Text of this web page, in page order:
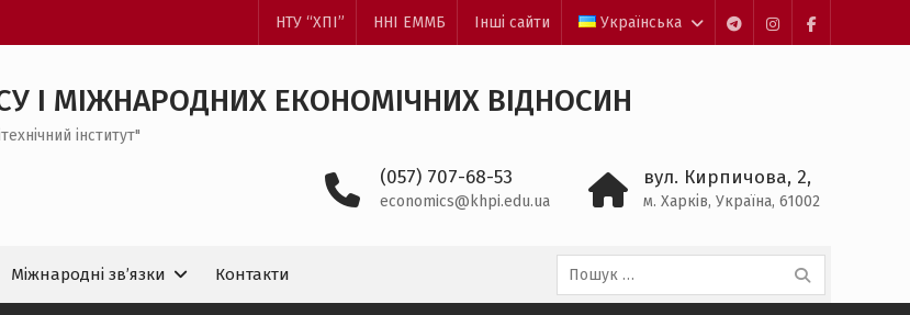
ПунктПунктПункт
НТУ “ХПІ” ННІ ЕММБ Інші сайти Українська
І МІЖНАРОДНИХ ЕКОНОМІЧНИХ ВІДНОСИН
інститут"
(057) 707-68-53
economics@khpi.edu.ua
вул. Кирпичова, 2,
м. Харків, Україна, 61002
Міжнародні зв’язки Контакти
Пошук: